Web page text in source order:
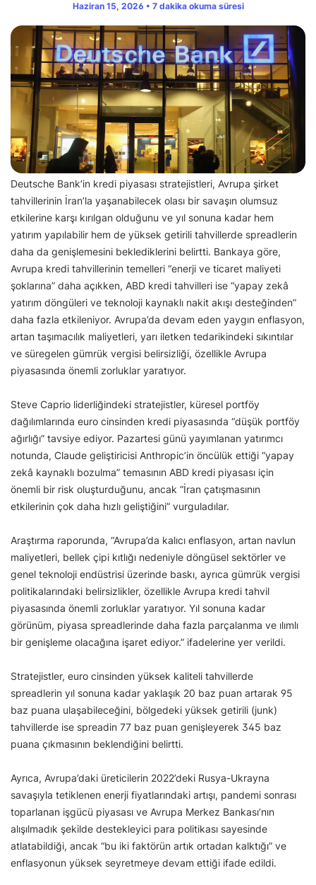
Haziran 15, 2026 • 7 dakika okuma süresi
Deutsche Bank’in kredi piyasası stratejistleri, Avrupa şirket
tahvillerinin İran’la yaşanabilecek olası bir savaşın olumsuz
etkilerine karşı kırılgan olduğunu ve yıl sonuna kadar hem
yatırım yapılabilir hem de yüksek getirili tahvillerde spreadlerin
daha da genişlemesini beklediklerini belirtti. Bankaya göre,
Avrupa kredi tahvillerinin temelleri “enerji ve ticaret maliyeti
şoklarına” daha açıkken, ABD kredi tahvilleri ise “yapay zekâ
yatırım döngüleri ve teknoloji kaynaklı nakit akışı desteğinden”
daha fazla etkileniyor. Avrupa’da devam eden yaygın enflasyon,
artan taşımacılık maliyetleri, yarı iletken tedarikindeki sıkıntılar
ve süregelen gümrük vergisi belirsizliği, özellikle Avrupa
piyasasında önemli zorluklar yaratıyor.
Steve Caprio liderliğindeki stratejistler, küresel portföy
dağılımlarında euro cinsinden kredi piyasasında “düşük portföy
ağırlığı” tavsiye ediyor. Pazartesi günü yayımlanan yatırımcı
notunda, Claude geliştiricisi Anthropic’in öncülük ettiği “yapay
zekâ kaynaklı bozulma” temasının ABD kredi piyasası için
önemli bir risk oluşturduğunu, ancak “İran çatışmasının
etkilerinin çok daha hızlı geliştiğini” vurguladılar.
Araştırma raporunda, “Avrupa’da kalıcı enflasyon, artan navlun
maliyetleri, bellek çipi kıtlığı nedeniyle döngüsel sektörler ve
genel teknoloji endüstrisi üzerinde baskı, ayrıca gümrük vergisi
politikalarındaki belirsizlikler, özellikle Avrupa kredi tahvil
piyasasında önemli zorluklar yaratıyor. Yıl sonuna kadar
görünüm, piyasa spreadlerinde daha fazla parçalanma ve ılımlı
bir genişleme olacağına işaret ediyor.” ifadelerine yer verildi.
Stratejistler, euro cinsinden yüksek kaliteli tahvillerde
spreadlerin yıl sonuna kadar yaklaşık 20 baz puan artarak 95
baz puana ulaşabileceğini, bölgedeki yüksek getirili (junk)
tahvillerde ise spreadin 77 baz puan genişleyerek 345 baz
puana çıkmasının beklendiğini belirtti.
Ayrıca, Avrupa’daki üreticilerin 2022’deki Rusya-Ukrayna
savaşıyla tetiklenen enerji fiyatlarındaki artışı, pandemi sonrası
toparlanan işgücü piyasası ve Avrupa Merkez Bankası’nın
alışılmadık şekilde destekleyici para politikası sayesinde
atlatabildiği, ancak “bu iki faktörün artık ortadan kalktığı” ve
enflasyonun yüksek seyretmeye devam ettiği ifade edildi.